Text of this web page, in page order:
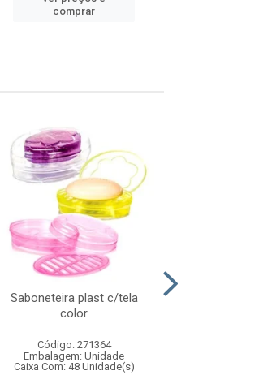
comprar
Saboneteira plast c/tela
color
Código: 271364
Embalagem: Unidade
Caixa Com: 48 Unidade(s)